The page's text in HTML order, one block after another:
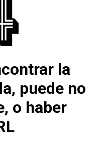
la
puede no
o haber